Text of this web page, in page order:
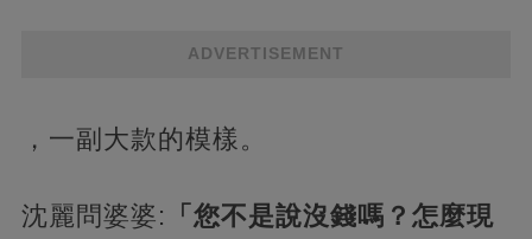
ADVERTISEMENT
，一副大款的模樣。
沈麗問婆婆:
「您不是說沒錢嗎？怎麼現